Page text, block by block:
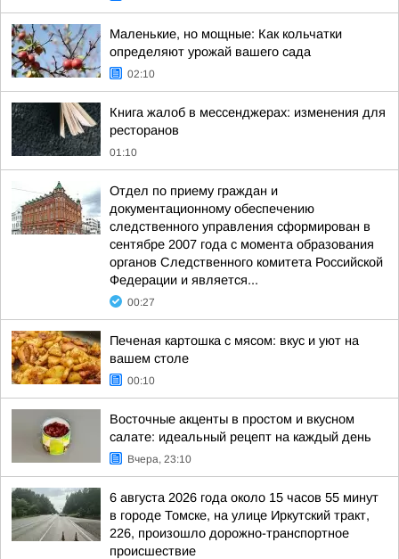
Маленькие, но мощные: Как кольчатки
определяют урожай вашего сада
02:10
Книга жалоб в мессенджерах: изменения для
ресторанов
01:10
Отдел по приему граждан и
документационному обеспечению
следственного управления сформирован в
сентябре 2007 года с момента образования
органов Следственного комитета Российской
Федерации и является...
00:27
Печеная картошка с мясом: вкус и уют на
вашем столе
00:10
Восточные акценты в простом и вкусном
салате: идеальный рецепт на каждый день
Вчера, 23:10
6 августа 2026 года около 15 часов 55 минут
в городе Томске, на улице Иркутский тракт,
226, произошло дорожно-транспортное
происшествие